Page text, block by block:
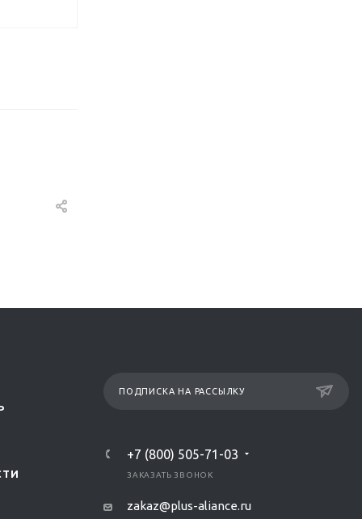
ПОДПИСКА НА РАССЫЛКУ
+7 (800) 505-71-03
ЗАКАЗАТЬ ЗВОНОК
zakaz@plus-aliance.ru